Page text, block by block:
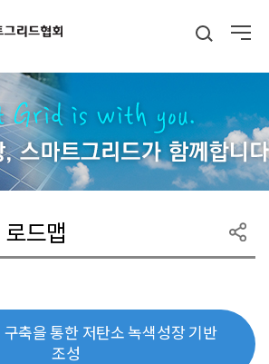
드맵
축을 통한 저탄소 녹색성장 기반
조성